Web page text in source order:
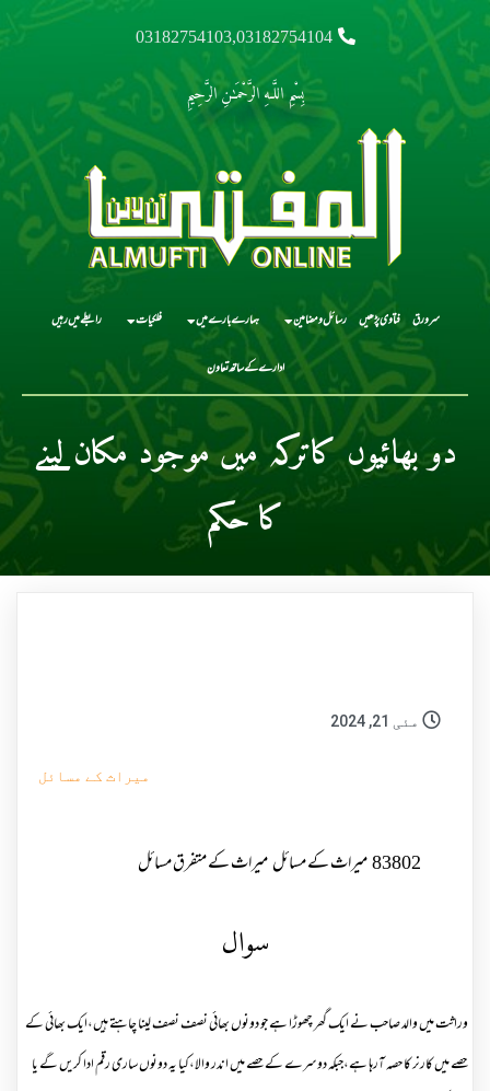
03182754103,03182754104
بِسْمِ اللَّـهِ الرَّحْمَـٰنِ الرَّحِيمِ
سرورق فتاوی پڑھیں رسائل و مضامین ہمارے بارے میں فلکیات رابطے میں رہیں
ادارے کے ساتھ تعاون
دو بھائیوں کاترکہ میں موجود مکان لینے
کا حکم
مئی 21, 2024
میراث کے مسائل
83802میراث کے مسائلمیراث کے متفرق مسائل
سوال
وراثت میں والد صاحب نے ایک گھر چھوڑا ہے جو دونوں بھائی نصف نصف لینا چاہتے ہیں،ایک بھائی کے
حصے میں کارنر کا حصہ آرہا ہے،جبکہ دوسرے کے حصے میں اندر والا،کیا یہ دونوں ساری رقم ادا کریں گے یا